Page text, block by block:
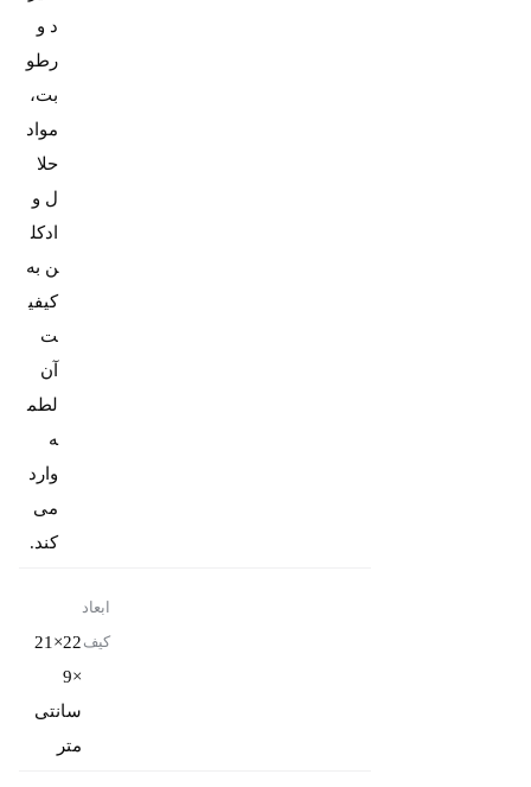
د و
رطو
بت،
مواد
حلا
ل و
ادکل
ن به
کیفی
ت
آن
لطم
ه
وارد
می
کند.
ابعاد
کیف
22×21
×9
سانتی
متر